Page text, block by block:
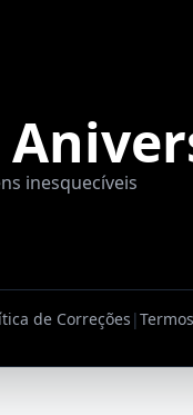
inesquecíveis
de Correções |